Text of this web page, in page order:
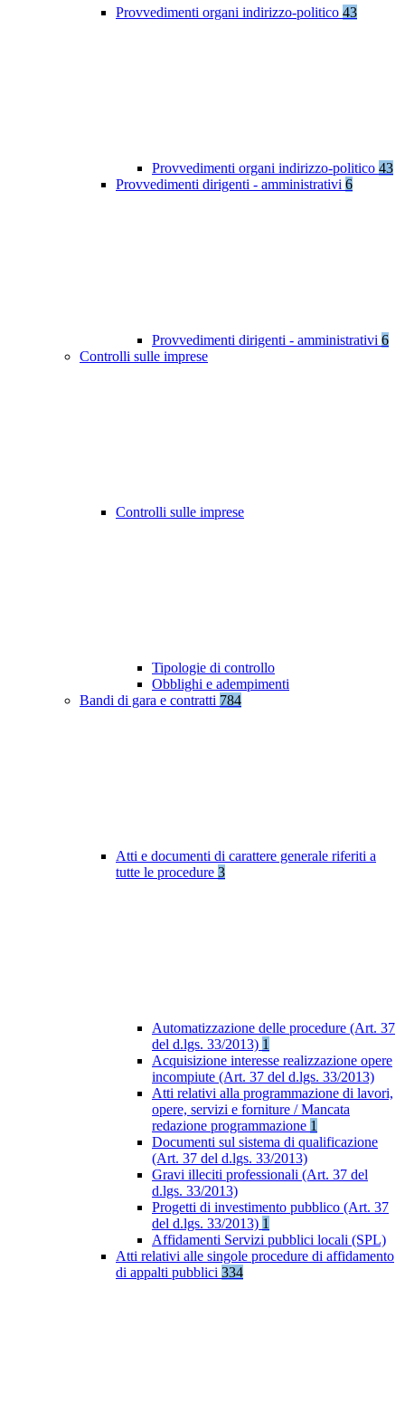
Provvedimenti organi indirizzo-politico 43
Provvedimenti organi indirizzo-politico 43
Provvedimenti dirigenti - amministrativi 6
Provvedimenti dirigenti - amministrativi 6
Controlli sulle imprese
Controlli sulle imprese
Tipologie di controllo
Obblighi e adempimenti
Bandi di gara e contratti 784
Atti e documenti di carattere generale riferiti a
tutte le procedure 3
Automatizzazione delle procedure (Art. 37
del d.lgs. 33/2013) 1
Acquisizione interesse realizzazione opere
incompiute (Art. 37 del d.lgs. 33/2013)
Atti relativi alla programmazione di lavori,
opere, servizi e forniture / Mancata
redazione programmazione 1
Documenti sul sistema di qualificazione
(Art. 37 del d.lgs. 33/2013)
Gravi illeciti professionali (Art. 37 del
d.lgs. 33/2013)
Progetti di investimento pubblico (Art. 37
del d.lgs. 33/2013) 1
Affidamenti Servizi pubblici locali (SPL)
Atti relativi alle singole procedure di affidamento
di appalti pubblici 334